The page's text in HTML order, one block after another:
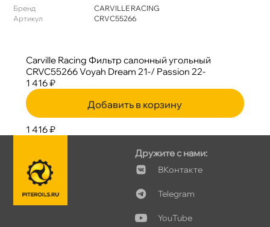
Бренд
CARVILLE RACING
Артикул
CRVC55266
Carville Racing Фильтр салонный угольный
CRVC55266 Voyah Dream 21-/ Passion 22-
1 416 ₽
Добавить в корзину
1 416 ₽
Дружите с нами:
Контакте
Telegram
YouTube